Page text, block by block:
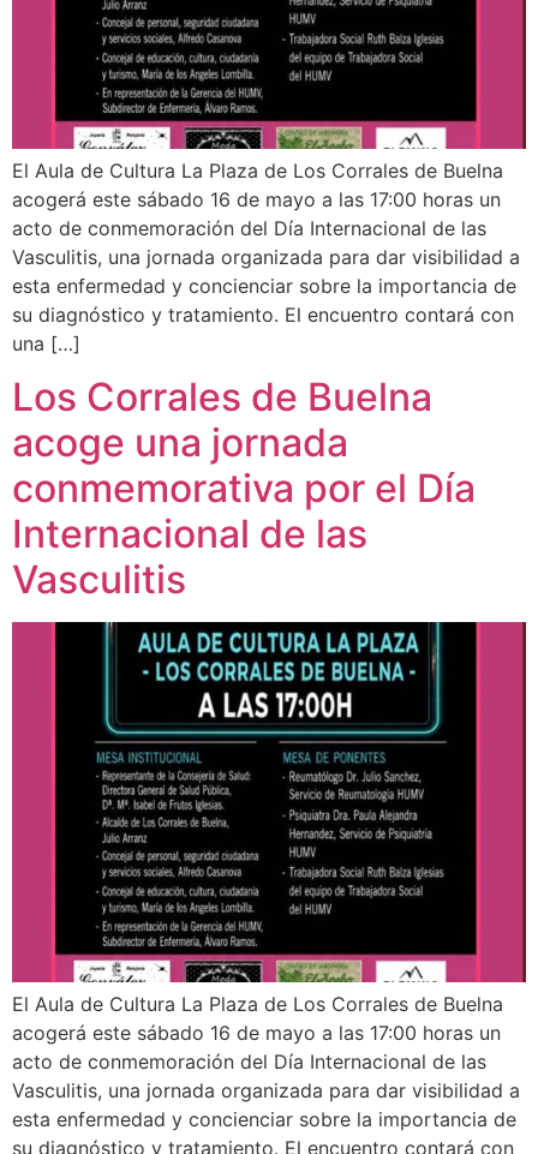
El Aula de Cultura La Plaza de Los Corrales de Buelna
acogerá este sábado 16 de mayo a las 17:00 horas un
acto de conmemoración del Día Internacional de las
Vasculitis, una jornada organizada para dar visibilidad a
esta enfermedad y concienciar sobre la importancia de
su diagnóstico y tratamiento. El encuentro contará con
una […]
Los Corrales de Buelna
acoge una jornada
conmemorativa por el Día
Internacional de las
Vasculitis
El Aula de Cultura La Plaza de Los Corrales de Buelna
acogerá este sábado 16 de mayo a las 17:00 horas un
acto de conmemoración del Día Internacional de las
Vasculitis, una jornada organizada para dar visibilidad a
esta enfermedad y concienciar sobre la importancia de
su diagnóstico y tratamiento. El encuentro contará con